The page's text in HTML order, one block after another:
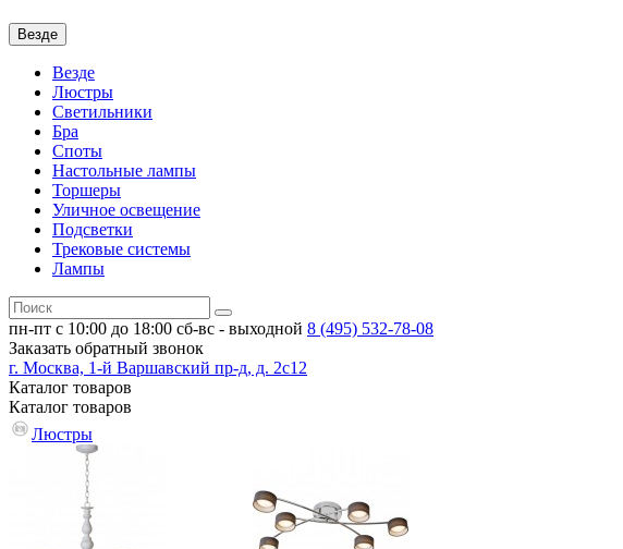
Везде
Везде
Люстры
Светильники
Бра
Споты
Настольные лампы
Торшеры
Уличное освещение
Подсветки
Трековые системы
Лампы
пн-пт с 10:00 до 18:00 сб-вс - выходной 8 (495) 532-78-08
Заказать обратный звонок
г. Москва, 1-й Варшавский пр-д, д. 2с12
Каталог товаров
Каталог товаров
Люстры